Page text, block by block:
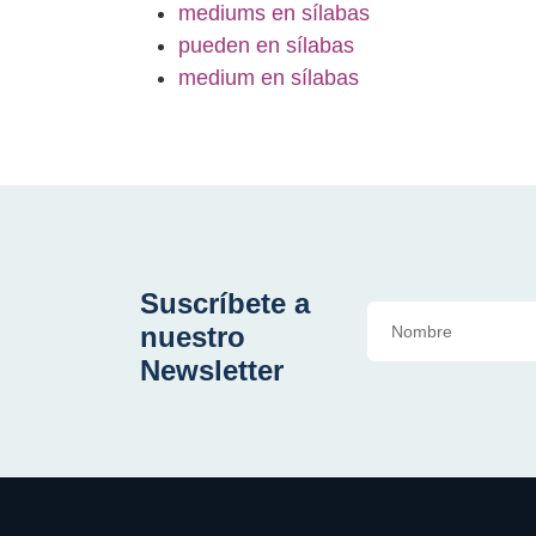
mediums en sílabas
pueden en sílabas
medium en sílabas
Suscríbete a
nuestro
Newsletter